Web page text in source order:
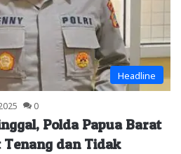
Headline
0
Polda Papua Barat
dan Tidak